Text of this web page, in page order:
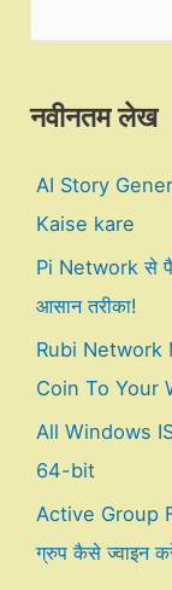
नवीनतम लेख
AI Story
Kaise kare
Pi Network से
आसान तरीका!
Rubi Network
Coin To Your
All Windows
64-bit
Active Group
ग्रुप कैसे ज्वाइन